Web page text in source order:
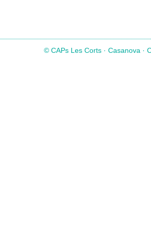
© CAPs Les Corts · Casanova ·